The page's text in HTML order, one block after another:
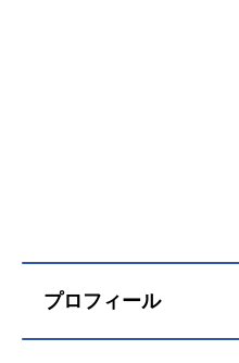
プロフィール